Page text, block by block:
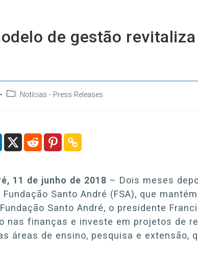
de gestão
CategoriaNotícias - Press Releases
11 de junho de 2018 – Dois meses
Santo André (FSA), que
Santo André, o presidente
nas finanças e investe em projetos de
áreas de ensino, pesquisa e extensão,